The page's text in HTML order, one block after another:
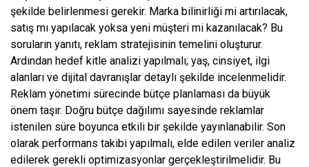
şekilde belirlenmesi gerekir. Marka bilinirliği mi artırılacak,
satış mı yapılacak yoksa yeni müşteri mi kazanılacak? Bu
soruların yanıtı, reklam stratejisinin temelini oluşturur.
Ardından hedef kitle analizi yapılmalı; yaş, cinsiyet, ilgi
alanları ve dijital davranışlar detaylı şekilde incelenmelidir.
Reklam yönetimi sürecinde bütçe planlaması da büyük
önem taşır. Doğru bütçe dağılımı sayesinde reklamlar
istenilen süre boyunca etkili bir şekilde yayınlanabilir. Son
olarak performans takibi yapılmalı, elde edilen veriler analiz
edilerek gerekli optimizasyonlar gerçekleştirilmelidir. Bu